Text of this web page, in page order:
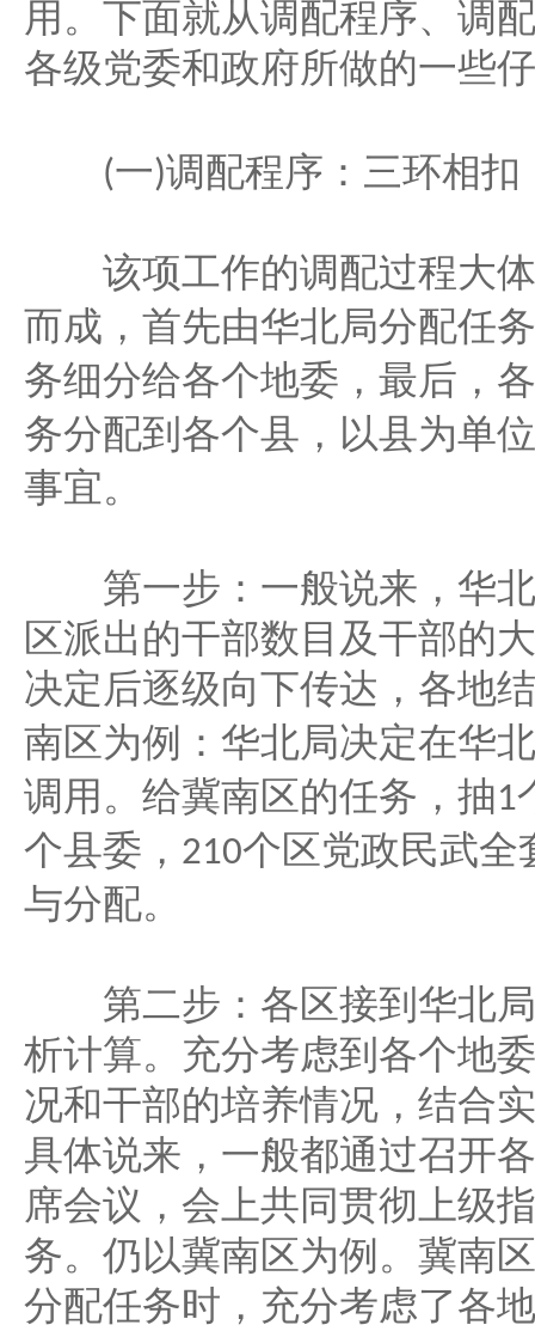
用。下面就从调配程序、调
各级党委和政府所做的一些
(一)调配程序：三环相扣
该项工作的调配过程大体
而成，首先由华北局分配任
务细分给各个地委，最后，
务分配到各个县，以县为单
事宜。
第一步：一般说来，华北
区派出的干部数目及干部的
决定后逐级向下传达，各地
南区为例：华北局决定在华
调用。给冀南区的任务，抽1
个县委， 210个区党政民武全
与分配。
第二步：各区接到华北局
析计算。充分考虑到各个地
况和干部的培养情况，结合
具体说来，一般都通过召开
席会议，会上共同贯彻上级
务。仍以冀南区为例。冀南
分配任务时，充分考虑了各